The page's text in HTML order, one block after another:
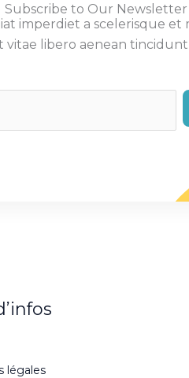
Subscribe to Our Newsletter
imperdiet a scelerisque et
vitae libero aenean tincidunt
légales